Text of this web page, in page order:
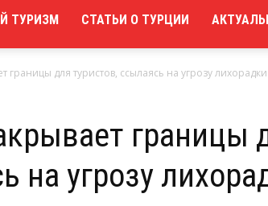
ТУРИЗМ СТАТЬИ О ТУРЦИИ
границы для туристов, ссылаясь на угрозу
границы
на угрозу